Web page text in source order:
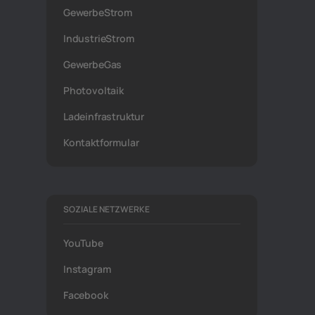
GewerbeStrom
IndustrieStrom
GewerbeGas
Photovoltaik
Ladeinfrastruktur
Kontaktformular
SOZIALE NETZWERKE
YouTube
Instagram
Facebook